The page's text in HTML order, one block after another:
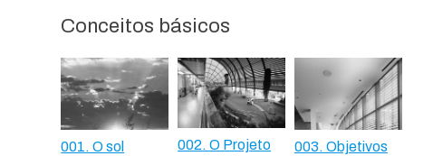
Conceitos básicos
001. O sol
002. O Projeto
003. Objetivos